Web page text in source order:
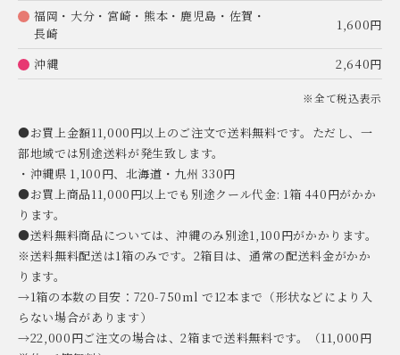
福岡・大分・宮崎・熊本・鹿児島・佐賀・
長崎
1,600円
沖縄 2,640円
※全て税込表示
●お買上金額11,000円以上のご注文で送料無料です。ただし、一
部地域では別途送料が発生致します。
・沖縄県 1,100円、北海道・九州 330円
●お買上商品11,000円以上でも別途クール代金: 1箱 440円がかか
ります。
●送料無料商品については、沖縄のみ別途1,100円がかかります。
※送料無料配送は1箱のみです。2箱目は、通常の配送料金がかか
ります。
→1箱の本数の目安：720-750ml で12本まで（形状などにより入
らない場合があります）
→22,000円ご注文の場合は、2箱まで送料無料です。（11,000円